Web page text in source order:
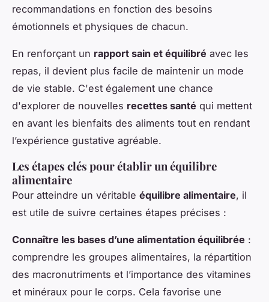
recommandations en fonction des besoins
émotionnels et physiques de chacun.
En renforçant un rapport sain et équilibré avec les
repas, il devient plus facile de maintenir un mode
de vie stable. C'est également une chance
d'explorer de nouvelles recettes santé qui mettent
en avant les bienfaits des aliments tout en rendant
l’expérience gustative agréable.
Les étapes clés pour établir un équilibre
alimentaire
Pour atteindre un véritable équilibre alimentaire, il
est utile de suivre certaines étapes précises :
Connaître les bases d’une alimentation équilibrée :
comprendre les groupes alimentaires, la répartition
des macronutriments et l’importance des vitamines
et minéraux pour le corps. Cela favorise une